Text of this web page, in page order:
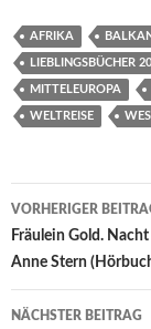
AFRIKA
LIEBLINGSBÜCHER
MITTELEUROPA
WELTREISE
VORHERIGER
Fräulein Gold.
Anne Stern
NÄCHSTER BEITRAG